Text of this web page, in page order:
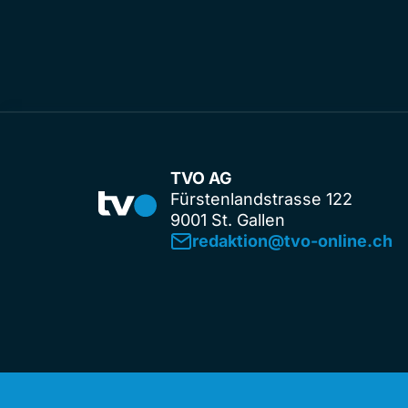
TVO AG
Fürstenlandstrasse 122
9001 St. Gallen
redaktion@tvo-online.ch